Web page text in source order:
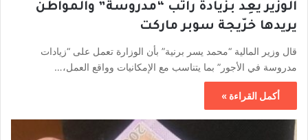
الوزير يعِد بزيادة راتب “مدروسة” والمواطن
يريدها خرّيجة سوبر ماركت
قال وزير المالية “محمد يسر برنية” بأن الوزارة تعمل على “زيادات
مدروسة في الأجور” بما يتناسب مع الإمكانيات وواقع العمل،…
أكمل القراءة »